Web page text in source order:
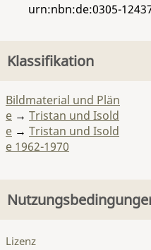
urn:nbn:de:0305-
Klassifikation
Bildmaterial und Plän
e → Tristan und Isold
e → Tristan und Isold
e 1962-1970
Lizenz